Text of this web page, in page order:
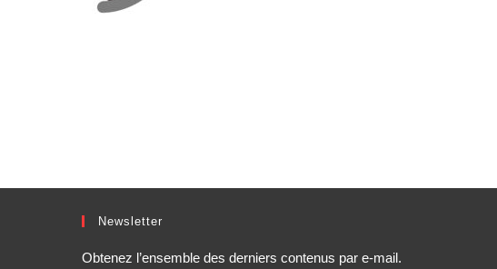
Newsletter
Obtenez l’ensemble des derniers contenus par e-mail.